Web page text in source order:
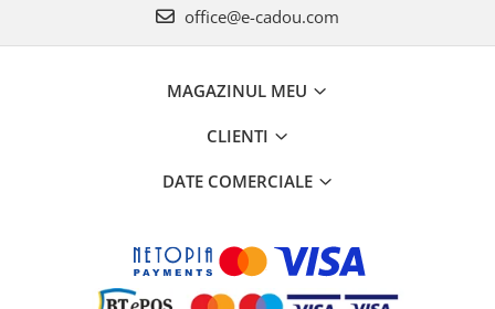
office@e-cadou.com
MAGAZINUL MEU
CLIENTI
DATE COMERCIALE